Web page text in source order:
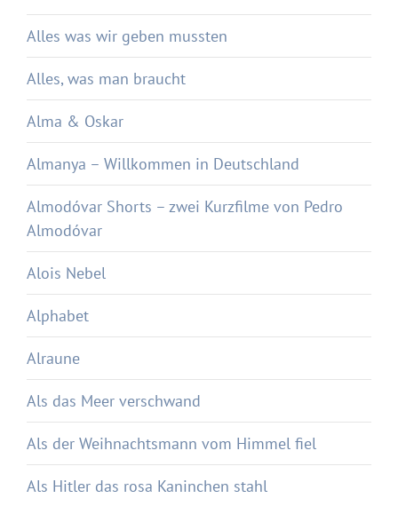
Alles was wir geben mussten
Alles, was man braucht
Alma & Oskar
Almanya – Willkommen in Deutschland
Almodóvar Shorts – zwei Kurzfilme von Pedro
Almodóvar
Alois Nebel
Alphabet
Alraune
Als das Meer verschwand
Als der Weihnachtsmann vom Himmel fiel
Als Hitler das rosa Kaninchen stahl